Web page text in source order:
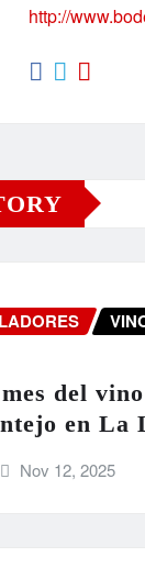
http://
del vino
en La
Nov 12, 2025